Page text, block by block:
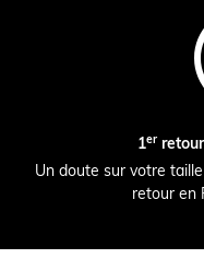
1er
Un doute sur votre
retour en